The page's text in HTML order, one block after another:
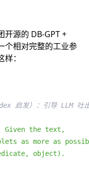
开源的 DB-GPT +
个相对完整的工业参
：
启发）：引导 LLM